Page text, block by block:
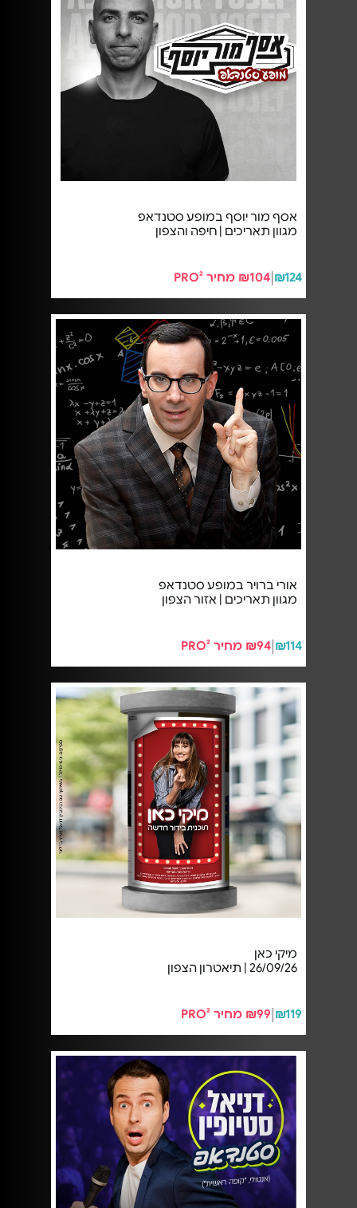
אסף מור יוסף במופע סטנדאפ
מגוון תאריכים | חיפה והצפון
₪124 ₪104 מחיר PRO²
אורי ברויר במופע סטנדאפ
מגוון תאריכים | אזור הצפון
₪114 ₪94 מחיר PRO²
מיקי כאן
26/09/26 | תיאטרון הצפון
₪119 ₪99 מחיר PRO²